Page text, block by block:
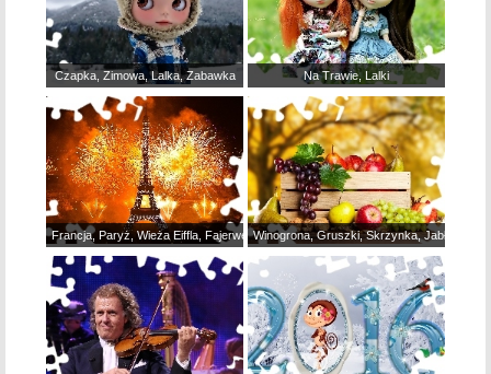
Czapka, Zimowa, Lalka, Zabawka Na Trawie, Lalki
Francja, Paryż, Wieża Eiffla, FajerwerkiWinogrona, Gruszki, Skrzynka, Jabłka